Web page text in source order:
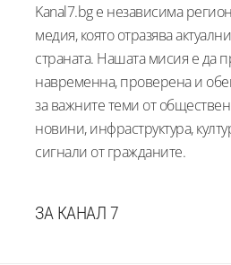
Kanal7.bg е независима
медия, която отразява
страната. Нашата мисия е да
навременна, проверена и
за важните теми от
новини, инфраструктура,
сигнали от гражданите.
ЗА КАНАЛ 7